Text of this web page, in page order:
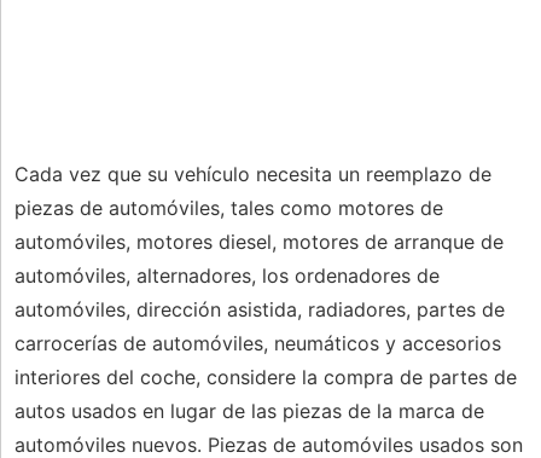
Cada vez que su vehículo necesita un reemplazo de
piezas de automóviles, tales como motores de
automóviles, motores diesel, motores de arranque de
automóviles, alternadores, los ordenadores de
automóviles, dirección asistida, radiadores, partes de
carrocerías de automóviles, neumáticos y accesorios
interiores del coche, considere la compra de partes de
autos usados ​​en lugar de las piezas de la marca de
automóviles nuevos. Piezas de automóviles usados ​​son